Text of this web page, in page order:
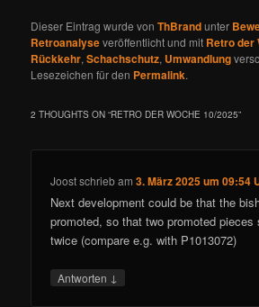
Dieser Eintrag wurde vonThBrandunter
Retroanalyseveröffentlicht und mit Retro der
Rückkehr,Schachschutz, Umwandlung
Lesezeichen für den Permalink.
2 THOUGHTS ON “RETRO DER WOCHE 10/2025”
Joostschriebam3. März 2025 um 09:54
Next development could be that the
promoted, so that two promoted pieces
twice (compare e.g. with P1013072)
Antworten ↓